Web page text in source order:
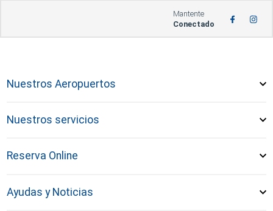
Mantente
Conectado
Nuestros Aeropuertos
Nuestros servicios
Reserva Online
Ayudas y Noticias